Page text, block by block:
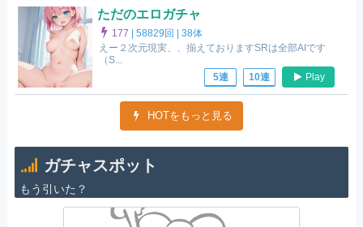
ただのエロガチャ
177 |58829回 |38体
えー２次元現実、、揃えておりますSRは全部AIです
（S...
5連
10連 Play
HOTをもっと見る
ガチャスポット
もう引いた？